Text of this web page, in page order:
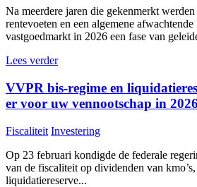
Na meerdere jaren die gekenmerkt
rentevoeten en een algemene
vastgoedmarkt in 2026 een fase van
Lees verder
VVPR bis-regime en
er voor uw vennootschap in 2026
Fiscaliteit Investering
Op 23 februari kondigde de federale
van de fiscaliteit op dividenden van
liquidatiereserve...